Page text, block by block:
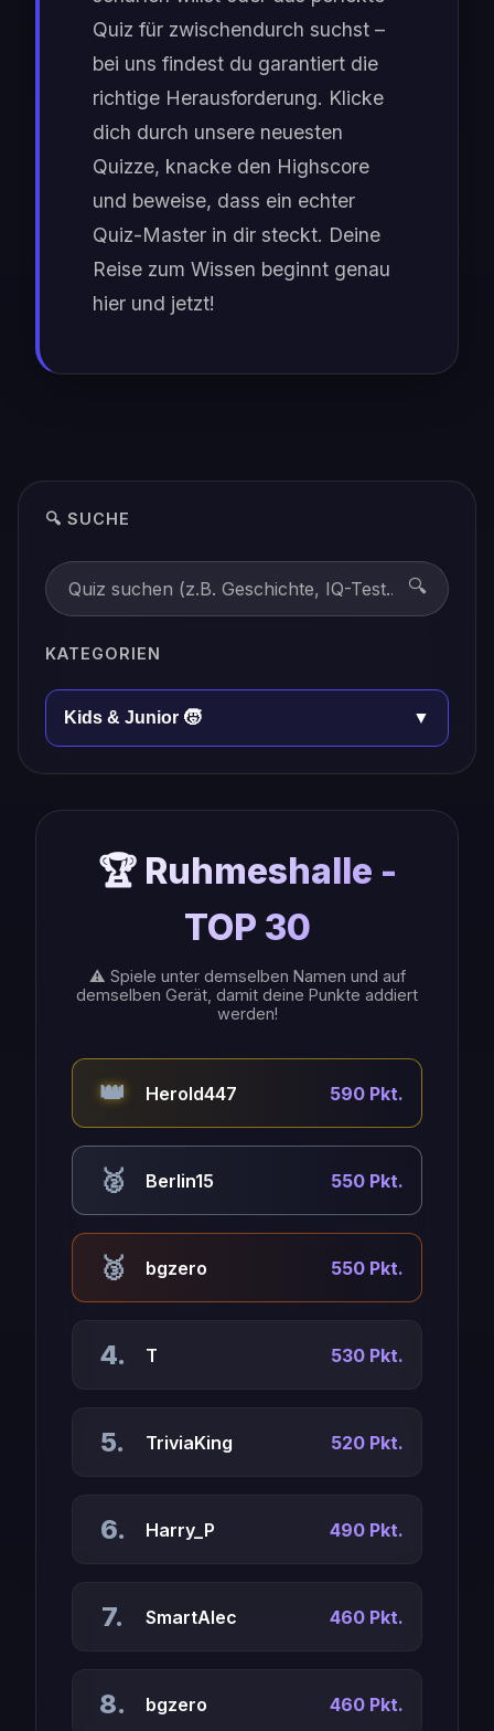
Quiz für zwischendurch suchst –
bei uns findest du garantiert die
richtige Herausforderung. Klicke
dich durch unsere neuesten
Quizze, knacke den Highscore
und beweise, dass ein echter
Quiz-Master in dir steckt. Deine
Reise zum Wissen beginnt genau
hier und jetzt!
🔍 SUCHE
🔍
KATEGORIEN
Kids & Junior 🧒 ▼
🏆 Ruhmeshalle -
TOP 30
⚠️ Spiele unter demselben Namen und auf
demselben Gerät, damit deine Punkte addiert
werden!
👑 Herold447 590 Pkt.
🥈 Berlin15 550 Pkt.
🥉 bgzero 550 Pkt.
4. T 530 Pkt.
5. TriviaKing 520 Pkt.
6. Harry_P 490 Pkt.
7. SmartAlec 460 Pkt.
8. bgzero 460 Pkt.